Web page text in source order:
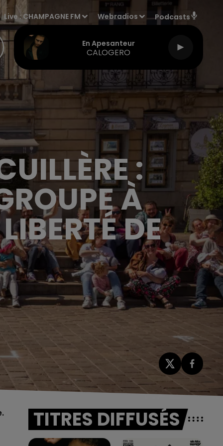
Live :CHAMPAGNE FM Webradios Podcasts
En Apesanteur
CALOGERO
:
À
DE
TITRES DIFFUSÉS